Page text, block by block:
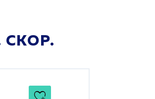
СКОР.